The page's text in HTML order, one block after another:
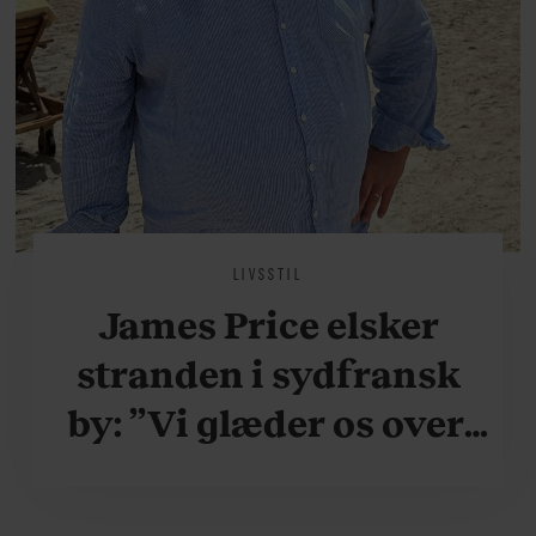
LIVSSTIL
James Price elsker
stranden i sydfransk
by: ”Vi glæder os over,